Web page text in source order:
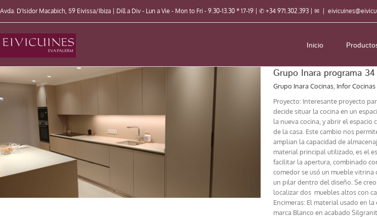
to
content
Avda. D'Isidor Macabich, 59 Eivissa/Ibiza | Dill a Div - Lun a Vie - Mon to Fri - 9.30-13.30 * 17-19 | ✆ +34 971.302.393 | ✉
Inicio
Grupo Inara programa
Grupo Inara Cocinas Infor Cocinas
Proyecto: Interesante proyecto
decide situar la cocina en un
la nueva cocina, y abrir el
de la casa. Este cambio nos
amplian la capacidad de
material principal utilizado, es el
facilitar la apertura, combinado
comedor se usó un mueble
un pilar dentro del diseño. Se
localizar dos muebles altos con
Encimeras: El material usado en
marca Blanco en acabado